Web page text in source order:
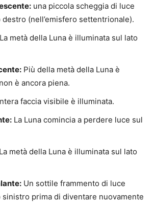
una piccola scheggia di luce
(nell’emisfero settentrionale).
La metà della Luna è illuminata sul lato
Più della metà della Luna è
è ancora piena.
faccia visibile è illuminata.
La Luna comincia a perdere luce sul
La metà della Luna è illuminata sul lato
Un sottile frammento di luce
sinistro prima di diventare nuovamente